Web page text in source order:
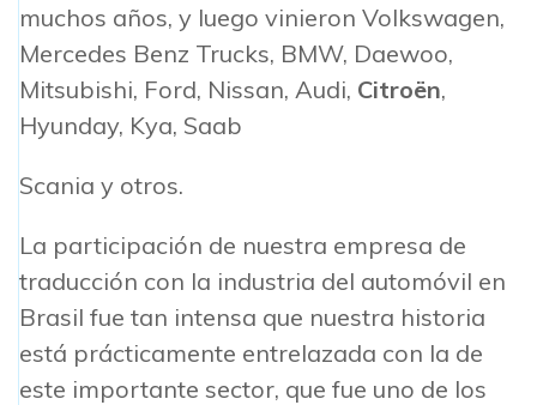
muchos años, y luego vinieron Volkswagen,
Mercedes Benz Trucks, BMW, Daewoo,
Mitsubishi, Ford, Nissan, Audi, Citroën,
Hyunday, Kya, Saab
Scania y otros.
La participación de nuestra empresa de
traducción con la industria del automóvil en
Brasil fue tan intensa que nuestra historia
está prácticamente entrelazada con la de
este importante sector, que fue uno de los